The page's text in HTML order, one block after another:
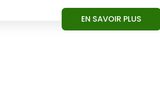
EN SAVOIR PLUS